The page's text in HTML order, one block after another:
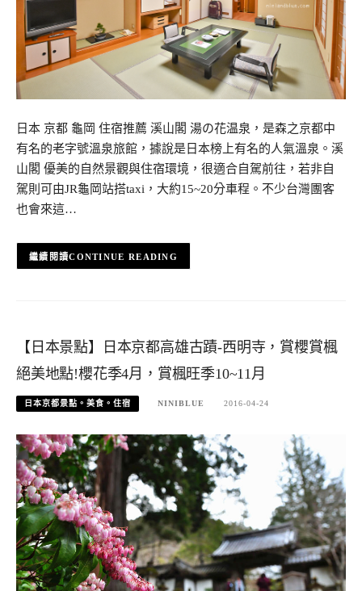
日本 京都 龜岡 住宿推薦 溪山閣 湯の花温泉，是森之京都中
有名的老字號溫泉旅館，據說是日本榜上有名的人氣溫泉。溪
山閣 優美的自然景觀與住宿環境，很適合自駕前往，若非自
駕則可由JR龜岡站搭taxi，大約15~20分車程。不少台灣團客
也會來這…
CONTINUE READING
【日本景點】日本京都高雄古蹟-西明寺，賞櫻賞楓
絕美地點!櫻花季4月，賞楓旺季10~11月
日本京都景點。美食。住宿 NINIBLUE 2016-04-24